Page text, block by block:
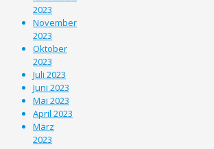
2023
November
2023
Oktober
2023
Juli 2023
Juni 2023
Mai 2023
April 2023
März
2023